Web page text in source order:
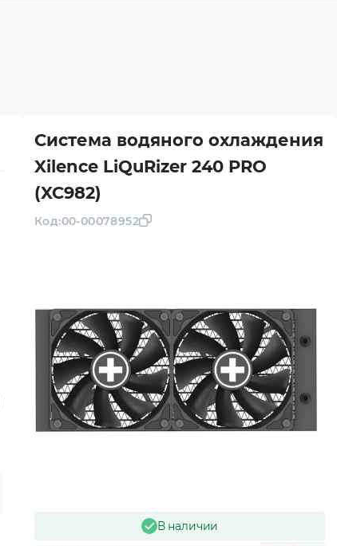
Система водяного охлаждения
Xilence LiQuRizer 240 PRO
(XC982)
Код:00-00078952
В наличии